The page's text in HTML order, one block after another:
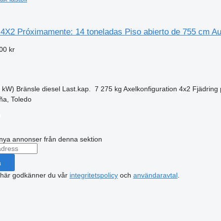
Próximamente: 14 toneladas Piso abierto de 755 cm
kr
kW) Bränsle diesel Last.kap. 7 275 kg Axelkonfiguration 4x2 Fjädring
Toledo
annonser från denna sektion
godkänner du vår integritetspolicyoch användaravtal.